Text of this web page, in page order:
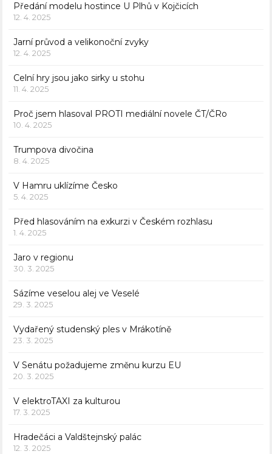
Předání modelu hostince U Plhů v Kojčicích
12. 4. 2025
Jarní průvod a velikonoční zvyky
12. 4. 2025
Celní hry jsou jako sirky u stohu
11. 4. 2025
Proč jsem hlasoval PROTI mediální novele ČT/ČRo
10. 4. 2025
Trumpova divočina
8. 4. 2025
V Hamru uklízíme Česko
5. 4. 2025
Před hlasováním na exkurzi v Českém rozhlasu
1. 4. 2025
Jaro v regionu
30. 3. 2025
Sázíme veselou alej ve Veselé
29. 3. 2025
Vydařený studenský ples v Mrákotíně
23. 3. 2025
V Senátu požadujeme změnu kurzu EU
20. 3. 2025
V elektroTAXI za kulturou
17. 3. 2025
Hradečáci a Valdštejnský palác
12. 3. 2025